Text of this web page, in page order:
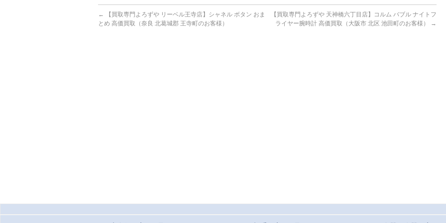
←
【買取専門よろずや リーベル王寺店】シャネル ボタン おま
とめ 高価買取（奈良 北葛城郡 王寺町のお客様）
【買取専門よろずや 天神橋六丁目店】コルム バブル ナイトフ
ライヤー腕時計 高価買取（大阪市 北区 池田町のお客様）
→